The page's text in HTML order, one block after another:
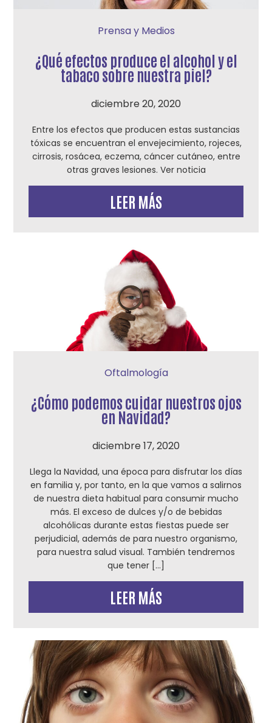
Prensa y Medios
¿Qué efectos produce el alcohol y el
tabaco sobre nuestra piel?
diciembre 20, 2020
Entre los efectos que producen estas sustancias
tóxicas se encuentran el envejecimiento, rojeces,
cirrosis, rosácea, eczema, cáncer cutáneo, entre
otras graves lesiones. Ver noticia
LEER MÁS
Oftalmología
¿Cómo podemos cuidar nuestros ojos
en Navidad?
diciembre 17, 2020
Llega la Navidad, una época para disfrutar los días
en familia y, por tanto, en la que vamos a salirnos
de nuestra dieta habitual para consumir mucho
más. El exceso de dulces y/o de bebidas
alcohólicas durante estas fiestas puede ser
perjudicial, además de para nuestro organismo,
para nuestra salud visual. También tendremos
que tener […]
LEER MÁS